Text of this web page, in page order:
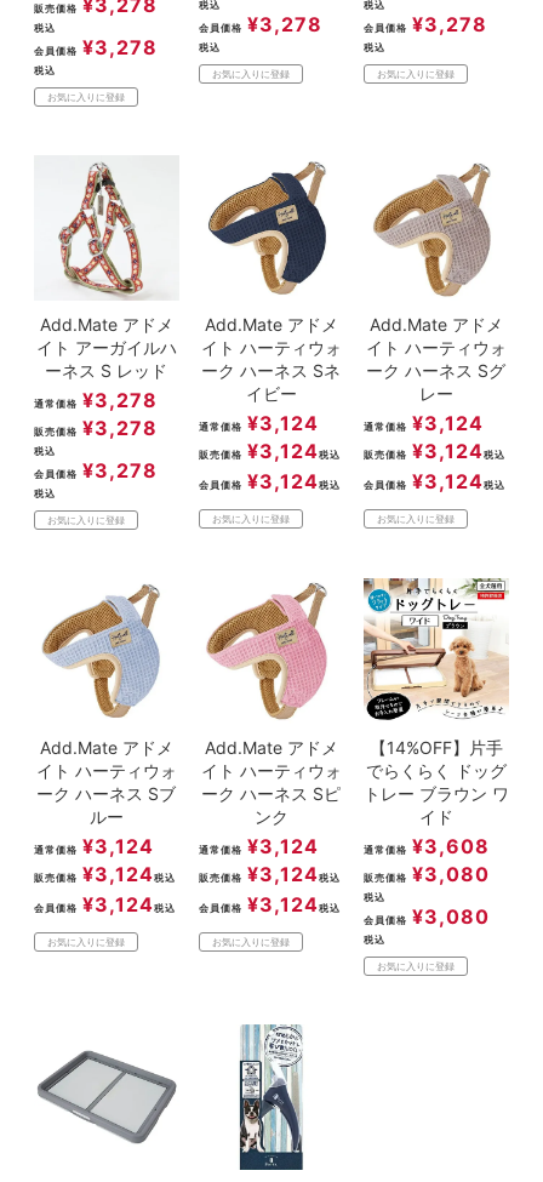
販売価格
税込
会員価格 ¥3,278
税込
お気に入りに登録
税込
会員価格 ¥3,278
税込
お気に入りに登録
税込
会員価格 ¥3,278
税込
お気に入りに登録
Add.Mate アドメ
イト アーガイルハ
ーネス S レッド
通常価格 ¥3,278
販売価格 ¥3,278
税込
会員価格 ¥3,278
税込
お気に入りに登録
Add.Mate アドメ
イト ハーティウォ
ーク ハーネス Sネ
イビー
通常価格 ¥3,124
販売価格 ¥3,124税込
会員価格 ¥3,124税込
お気に入りに登録
Add.Mate アドメ
イト ハーティウォ
ーク ハーネス Sグ
レー
通常価格 ¥3,124
販売価格 ¥3,124税込
会員価格 ¥3,124税込
お気に入りに登録
Add.Mate アドメ
イト ハーティウォ
ーク ハーネス Sブ
ルー
通常価格 ¥3,124
販売価格 ¥3,124税込
会員価格 ¥3,124税込
お気に入りに登録
Add.Mate アドメ
イト ハーティウォ
ーク ハーネス Sピ
ンク
通常価格 ¥3,124
販売価格 ¥3,124税込
会員価格 ¥3,124税込
お気に入りに登録
【14%OFF】片手
でらくらく ドッグ
トレー ブラウン ワ
イド
通常価格 ¥3,608
販売価格 ¥3,080
税込
会員価格 ¥3,080
税込
お気に入りに登録